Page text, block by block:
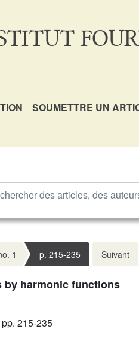
SOUMETTRE UN
1 p. 215-235 Suivant
by harmonic functions
215-235